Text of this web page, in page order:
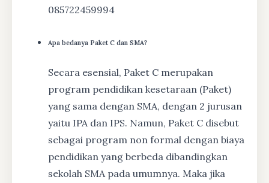
085722459994
Apa bedanya Paket C dan SMA?
Secara esensial, Paket C merupakan
program pendidikan kesetaraan (Paket)
yang sama dengan SMA, dengan 2 jurusan
yaitu IPA dan IPS. Namun, Paket C disebut
sebagai program non formal dengan biaya
pendidikan yang berbeda dibandingkan
sekolah SMA pada umumnya. Maka jika